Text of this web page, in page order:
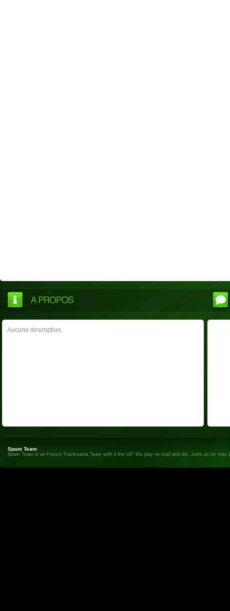
Aucune description.
Spam Team
Spam Team is an French Trackmania Team with 4 line UP. We play on road and dirt. Joins us for max